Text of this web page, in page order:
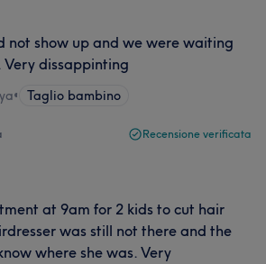
not show up and we were waiting
dissappinting
• Taglio bambino
Recensione verificata
at 9am for 2 kids to cut hair
was still not there and the
where she was. Very